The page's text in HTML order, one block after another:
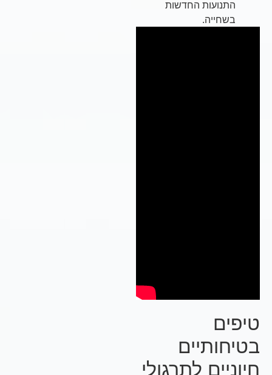
התנועות החדשות
בשחייה.
טיפים
בטיחותיים
חיוניים לתרגולי